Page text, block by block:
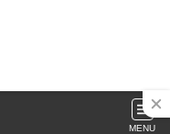
MENU